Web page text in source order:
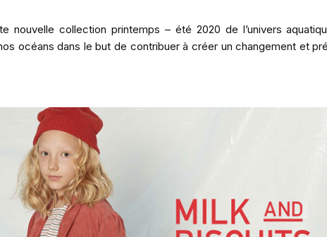
nouvelle collection printemps – été 2020 de l’univers
océans dans le but de contribuer à créer un changement et